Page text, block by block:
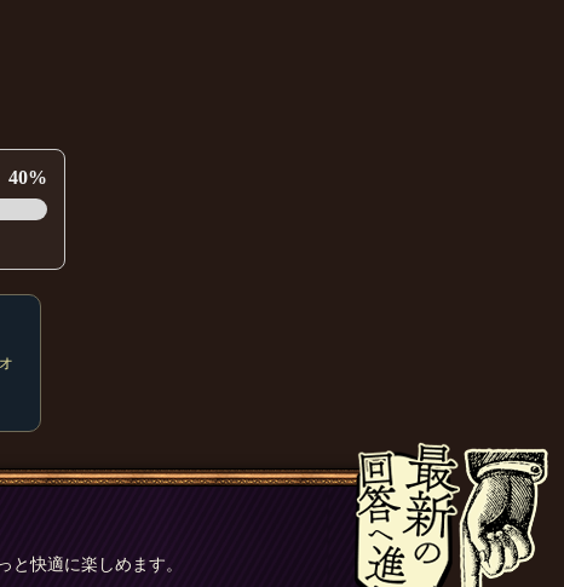
40%
快適に楽しめます。